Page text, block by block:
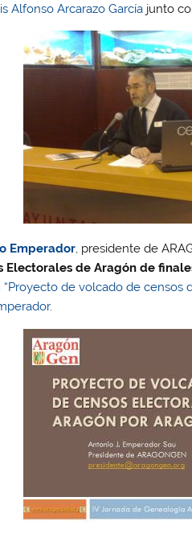
Alfonso Arcarazo García junto
Emperador, presidente de
Electorales de Aragón de
“Proyecto de volcado de censos
.